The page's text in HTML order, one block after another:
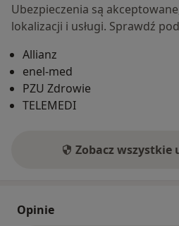
Ubezpieczenia są
lokalizacji i usługi. Sprawdź
Allianz
enel-med
PZU Zdrowie
TELEMEDI
Zobacz wszystkie
Opinie